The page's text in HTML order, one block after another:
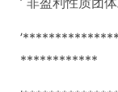
************